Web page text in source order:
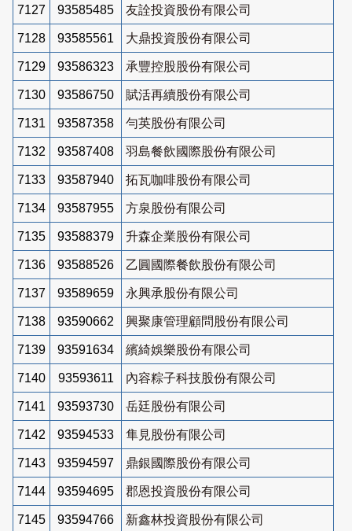
7127 93585485 友詮投資股份有限公司
7128 93585561 大鼎投資股份有限公司
7129 93586323 承豐控股股份有限公司
7130 93586750 賦活再續股份有限公司
7131 93587358 勻英股份有限公司
7132 93587408 羽島餐飲國際股份有限公司
7133 93587940 拓瓦咖啡股份有限公司
7134 93587955 方泉股份有限公司
7135 93588379 升森企業股份有限公司
7136 93588526 乙圓國際餐飲股份有限公司
7137 93589659 永興承股份有限公司
7138 93590662 興聚康管理顧問股份有限公司
7139 93591634 繽綺娛樂股份有限公司
7140 93593611 內容粽子科技股份有限公司
7141 93593730 岳廷股份有限公司
7142 93594533 隼見股份有限公司
7143 93594597 鼎銀國際股份有限公司
7144 93594695 郡恩投資股份有限公司
7145 93594766 新鑫林投資股份有限公司